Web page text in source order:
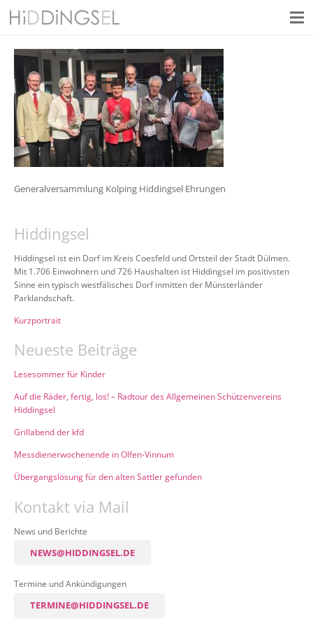
Generalversammlung Kolping Hiddingsel Ehrungen
Hiddingsel
Hiddingsel ist ein Dorf im Kreis Coesfeld und Ortsteil der Stadt Dülmen.
Mit 1.706 Einwohnern und 726 Haushalten ist Hiddingsel im positivsten
Sinne ein typisch westfälisches Dorf inmitten der Münsterländer
Parklandschaft.
Kurzportrait
Neueste Beiträge
Lesesommer für Kinder
Auf die Räder, fertig, los! – Radtour des Allgemeinen Schützenvereins
Hiddingsel
Grillabend der kfd
Messdienerwochenende in Olfen-Vinnum
Übergangslösung für den alten Sattler gefunden
Kontakt via Mail
News und Berichte
NEWS@HIDDINGSEL.DE
Termine und Ankündigungen
TERMINE@HIDDINGSEL.DE